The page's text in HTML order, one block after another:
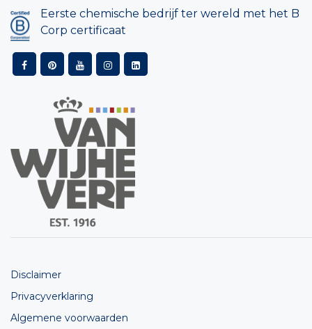
Eerste chemische bedrijf ter wereld met het B
Corp certificaat
Disclaimer
Privacyverklaring
Algemene voorwaarden